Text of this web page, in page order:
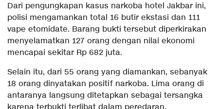
Dari pengungkapan kasus narkoba hotel Jakbar ini,
polisi mengamankan total 16 butir ekstasi dan 111
vape etomidate. Barang bukti tersebut diperkirakan
menyelamatkan 127 orang dengan nilai ekonomi
mencapai sekitar Rp 682 juta.
Selain itu, dari 55 orang yang diamankan, sebanyak
18 orang dinyatakan positif narkoba. Lima orang di
antaranya langsung ditetapkan sebagai tersangka